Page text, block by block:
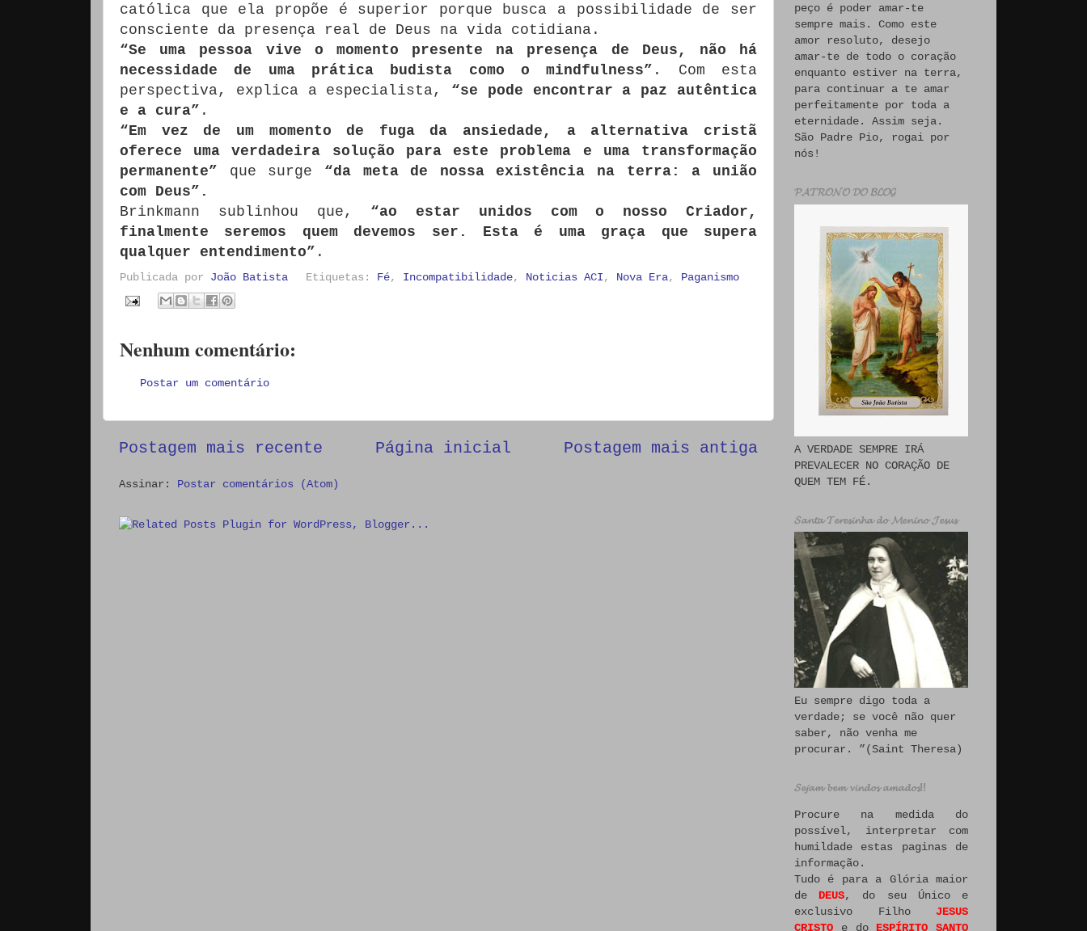
católica que ela propõe é superior porque busca a possibilidade de ser
consciente da presença real de Deus na vida cotidiana.
“Se uma pessoa vive o momento presente na presença de Deus, não há
necessidade de uma prática budista como o mindfulness” . Com esta
perspectiva, explica a especialista, “se pode encontrar a paz autêntica
e a cura” .
“Em vez de um momento de fuga da ansiedade, a alternativa cristã
oferece uma verdadeira solução para este problema e uma transformação
permanente” que surge “da meta de nossa existência na terra: a união
com Deus”.
Brinkmann sublinhou que, “ao estar unidos com o nosso Criador,
finalmente seremos quem devemos ser. Esta é uma graça que supera
qualquer entendimento” .
Publicada por João Batista Etiquetas: Fé, Incompatibilidade, Noticias ACI, Nova Era, Paganismo
Nenhum comentário:
Postar um comentário
Postagem mais recente Postagem mais antiga
Página inicial
Assinar: Postar comentários (Atom)
peço é poder amar-te
sempre mais. Como este
amor resoluto, desejo
amar-te de todo o coração
enquanto estiver na terra,
para continuar a te amar
perfeitamente por toda a
eternidade. Assim seja.
São Padre Pio, rogai por
nós!
𝓟𝓐𝓣𝓡𝓞𝓝𝓞 𝓓𝓞 𝓑𝓛𝓞𝓖
A VERDADE SEMPRE IRÁ
PREVALECER NO CORAÇÃO DE
QUEM TEM FÉ.
𝓢𝓪𝓷𝓽𝓪 𝓣𝓮𝓻𝓮𝓼𝓲𝓷𝓱𝓪 𝓭𝓸 𝓜𝓮𝓷𝓲𝓷𝓸 𝓙𝓮𝓼𝓾𝓼
Eu sempre digo toda a
verdade; se você não quer
saber, não venha me
procurar. ”(Saint Theresa)
𝓢𝓮𝓳𝓪𝓶 𝓫𝓮𝓶 𝓿𝓲𝓷𝓭𝓸𝓼 𝓪𝓶𝓪𝓭𝓸𝓼!!
Procure na medida do
possível, interpretar com
humildade estas paginas de
informação.
Tudo é para a Glória maior
de DEUS, do seu Único e
exclusivo Filho JESUS
CRISTO e do ESPÍRITO SANTO